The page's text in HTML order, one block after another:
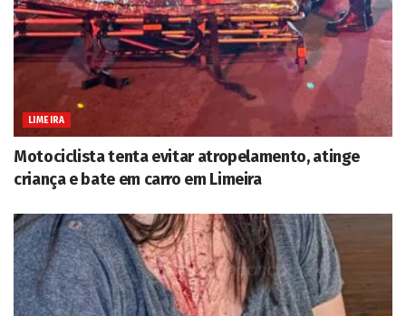
LIMEIRA
Motociclista tenta evitar atropelamento, atinge
criança e bate em carro em Limeira